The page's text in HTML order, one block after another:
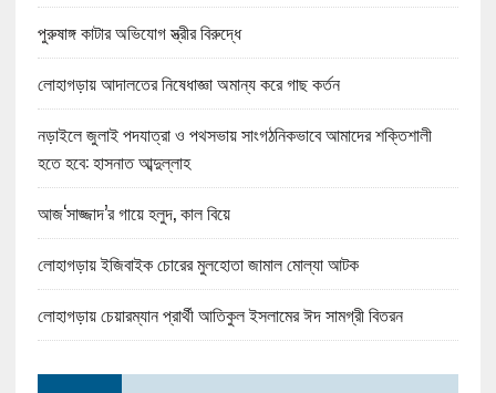
পুরুষাঙ্গ কাটার অভিযোগ স্ত্রীর বিরুদ্ধে
লোহাগড়ায় আদালতের নিষেধাজ্ঞা অমান্য করে গাছ কর্তন
নড়াইলে জুলাই পদযাত্রা ও পথসভায় সাংগঠনিকভাবে আমাদের শক্তিশালী
হতে হবে: হাসনাত আব্দুল্লাহ
আজ‘সাজ্জাদ’র গায়ে হলুদ, কাল বিয়ে
লোহাগড়ায় ইজিবাইক চোরের মুলহোতা জামাল মোল্যা আটক
লোহাগড়ায় চেয়ারম্যান প্রার্থী আতিকুল ইসলামের ঈদ সামগ্রী বিতরন